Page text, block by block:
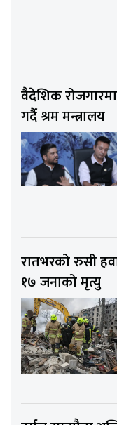
वैदेशिक
गर्दै श्रम मन्त्रालय
रातभरको रुसी
१७ जनाको मृत्यु